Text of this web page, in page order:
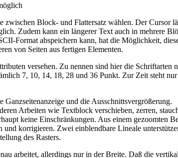
Block- und Flattersatz wählen. Der Cursor
Zudem kann ein längerer Text auch in mehrere
Format abspeichern kann, hat die Möglichkeit,
von Seiten aus fertigen Elementen.
versehen. Zu nennen sind hier die
7, 10, 14, 18, 28 und 36 Punkt. Zur Zeit steht
und die Ausschnittsvergrößerung.
Arbeiten wie Textblock verschieben, zerren,
keine Einschränkungen. Aus einem gezoomten
und korrigieren. Zwei einblendbare Lineale
des Rasters.
arbeitet, allerdings nur in der Breite. Daß die